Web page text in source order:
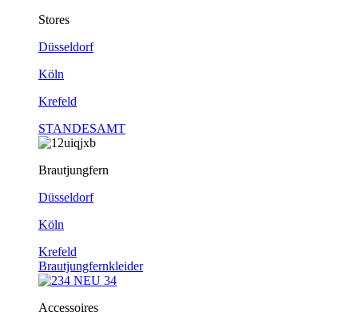
Stores
Düsseldorf
Köln
Krefeld
STANDESAMT
Brautjungfern
Düsseldorf
Köln
Krefeld
Brautjungfernkleider
Accessoires